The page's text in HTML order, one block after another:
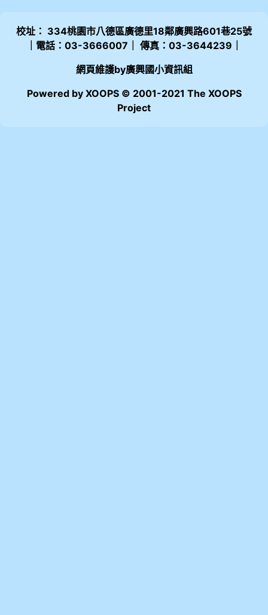
校址： 334桃園市八德區廣德里18鄰廣興路601巷25號
｜電話：03-3666007｜ 傳真：03-3644239｜
網頁維護by廣興國小資訊組
Powered by XOOPS © 2001-2021 The XOOPS
Project